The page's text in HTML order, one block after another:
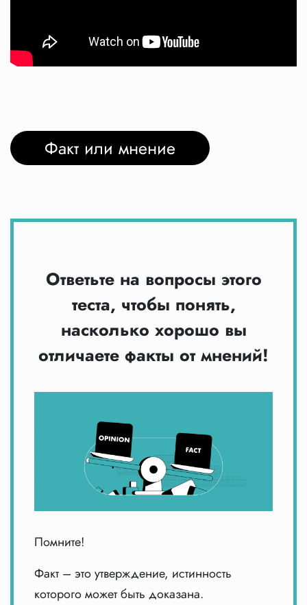
Факт или мнение
Ответьте на вопросы этого
теста, чтобы понять,
насколько хорошо вы
отличаете факты от мнений!
Помните!
Факт – это утверждение, истинность
которого может быть доказана.